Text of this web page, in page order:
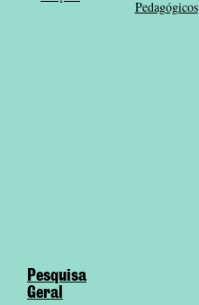
Pedagógicos
Pesquisa
Geral